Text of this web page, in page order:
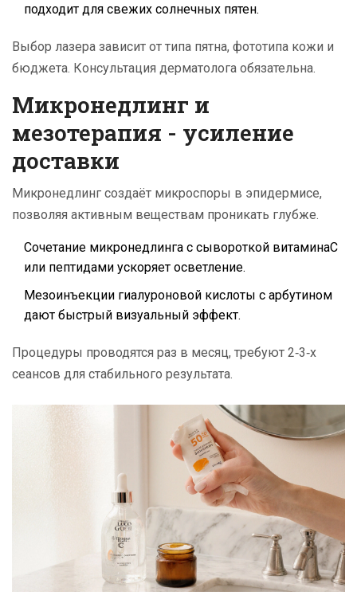
подходит для свежих солнечных пятен.
Выбор лазера зависит от типа пятна, фототипа кожи и
бюджета. Консультация дерматолога обязательна.
Микронедлинг и
мезотерапия - усиление
доставки
Микронедлинг создаёт микроспоры в эпидермисе,
позволяя активным веществам проникать глубже.
Сочетание микронедлинга с сывороткой витаминаC
или пептидами ускоряет осветление.
Мезоинъекции гиалуроновой кислоты с арбутином
дают быстрый визуальный эффект.
Процедуры проводятся раз в месяц, требуют 2‑3‑х
сеансов для стабильного результата.